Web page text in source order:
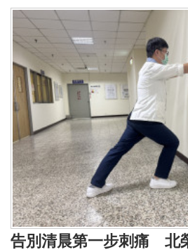
告別清晨第一步刺痛 北